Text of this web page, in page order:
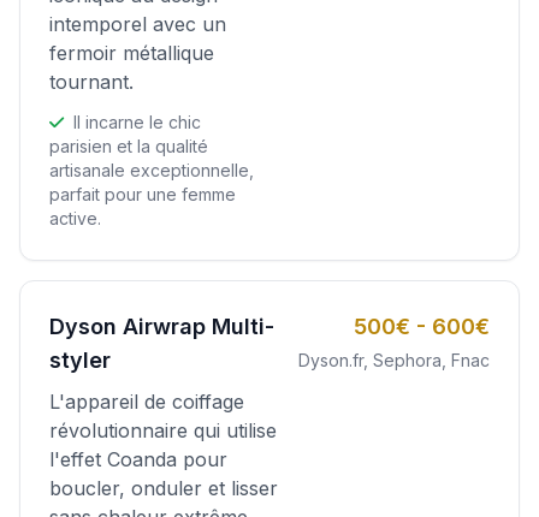
intemporel avec un
fermoir métallique
tournant.
Il incarne le chic
parisien et la qualité
artisanale exceptionnelle,
parfait pour une femme
active.
Dyson Airwrap Multi-
styler
L'appareil de coiffage
révolutionnaire qui utilise
l'effet Coanda pour
boucler, onduler et lisser
500€ - 600€
Dyson.fr, Sephora, Fnac